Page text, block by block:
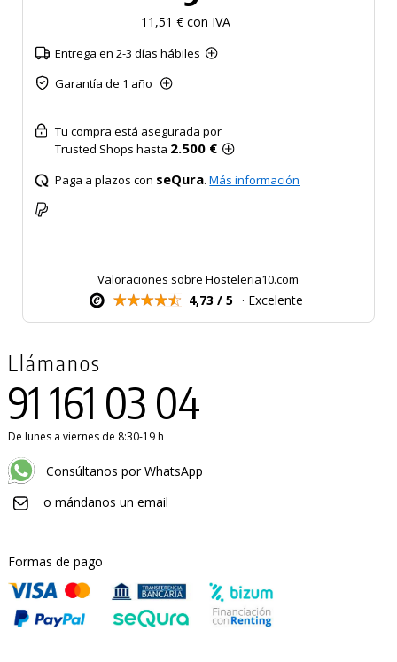
11,51 € con IVA
Entrega en 2-3 días hábiles
Garantía de 1 año
Tu compra está asegurada por
Trusted Shops hasta 2.500 €
Paga a plazos con seQura.Más información
Valoraciones sobre Hosteleria10.com
4,73 / 5 · Excelente
Llámanos
91 161 03 04
De lunes a viernes de 8:30-19 h
Consúltanos por WhatsApp
o mándanos un email
Formas de pago